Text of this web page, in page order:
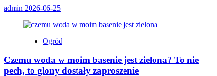
admin 2026-06-25
Ogród
Czemu woda w moim basenie jest zielona? To nie
pech, to glony dostały zaproszenie